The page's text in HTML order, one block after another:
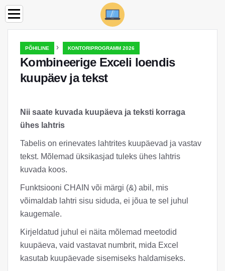
PÕHILINE › KONTORIPROGRAMM 2026
Kombineerige Exceli loendis
kuupäev ja tekst
Nii saate kuvada kuupäeva ja teksti korraga
ühes lahtris
Tabelis on erinevates lahtrites kuupäevad ja vastav
tekst. Mõlemad üksikasjad tuleks ühes lahtris
kuvada koos.
Funktsiooni CHAIN või märgi (&) abil, mis
võimaldab lahtri sisu siduda, ei jõua te sel juhul
kaugemale.
Kirjeldatud juhul ei näita mõlemad meetodid
kuupäeva, vaid vastavat numbrit, mida Excel
kasutab kuupäevade sisemiseks haldamiseks.